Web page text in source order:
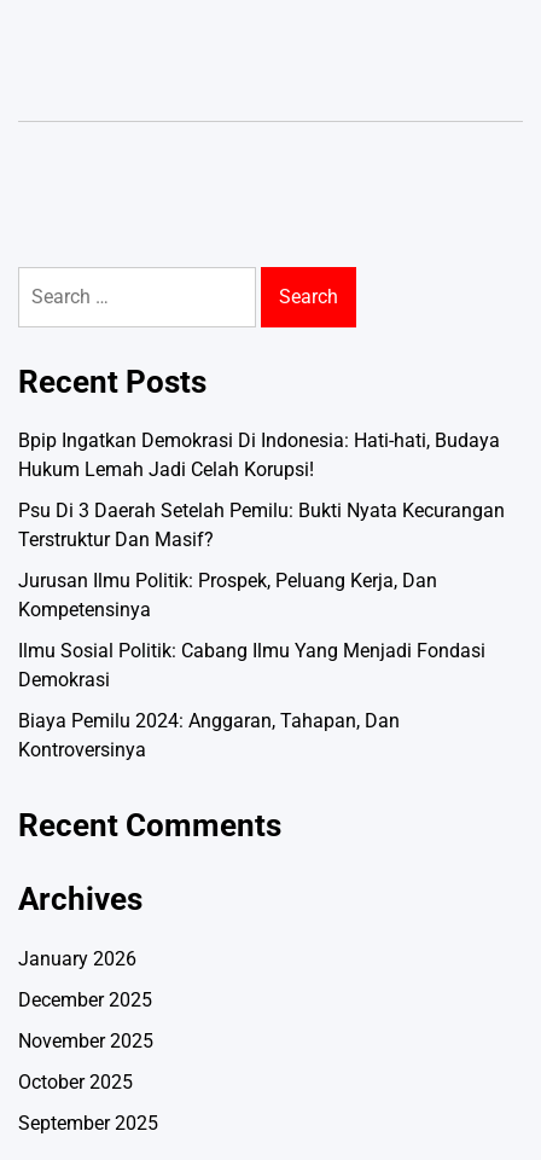
for:
Recent Posts
Bpip Ingatkan Demokrasi Di Indonesia: Hati-hati, Budaya
Hukum Lemah Jadi Celah Korupsi!
Psu Di 3 Daerah Setelah Pemilu: Bukti Nyata Kecurangan
Terstruktur Dan Masif?
Jurusan Ilmu Politik: Prospek, Peluang Kerja, Dan
Kompetensinya
Ilmu Sosial Politik: Cabang Ilmu Yang Menjadi Fondasi
Demokrasi
Biaya Pemilu 2024: Anggaran, Tahapan, Dan
Kontroversinya
Recent Comments
Archives
January 2026
December 2025
November 2025
October 2025
September 2025